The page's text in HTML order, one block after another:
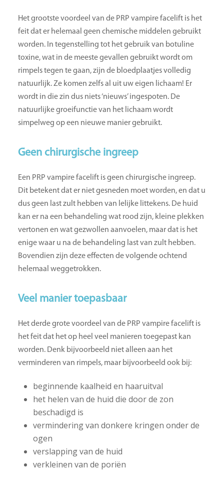
Het grootste voordeel van de PRP vampire facelift is het
feit dat er helemaal geen chemische middelen gebruikt
worden. In tegenstelling tot het gebruik van botuline
toxine, wat in de meeste gevallen gebruikt wordt om
rimpels tegen te gaan, zijn de bloedplaatjes volledig
natuurlijk. Ze komen zelfs al uit uw eigen lichaam! Er
wordt in die zin dus niets ‘nieuws’ ingespoten. De
natuurlijke groeifunctie van het lichaam wordt
simpelweg op een nieuwe manier gebruikt.
Geen chirurgische ingreep
Een PRP vampire facelift is geen chirurgische ingreep.
Dit betekent dat er niet gesneden moet worden, en dat u
dus geen last zult hebben van lelijke littekens. De huid
kan er na een behandeling wat rood zijn, kleine plekken
vertonen en wat gezwollen aanvoelen, maar dat is het
enige waar u na de behandeling last van zult hebben.
Bovendien zijn deze effecten de volgende ochtend
helemaal weggetrokken.
Veel manier toepasbaar
Het derde grote voordeel van de PRP vampire facelift is
het feit dat het op heel veel manieren toegepast kan
worden. Denk bijvoorbeeld niet alleen aan het
verminderen van rimpels, maar bijvoorbeeld ook bij:
beginnende kaalheid en haaruitval
het helen van de huid die door de zon
beschadigd is
vermindering van donkere kringen onder de
ogen
verslapping van de huid
verkleinen van de poriën